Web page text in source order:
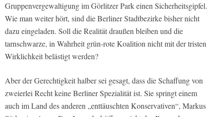
Gruppenvergewaltigung im Görlitzer Park einen Sicherheitsgipfel.
Wie man weiter hört, sind die Berliner Stadtbezirke bisher nicht
dazu eingeladen. Soll die Realität draußen bleiben und die
tarnschwarze, in Wahrheit grün-rote Koalition nicht mit der tristen
Wirklichkeit belästigt werden?
Aber der Gerechtigkeit halber sei gesagt, dass die Schaffung von
zweierlei Recht keine Berliner Spezialität ist. Sie springt einem
auch im Land des anderen „enttäuschten Konservativen“, Markus